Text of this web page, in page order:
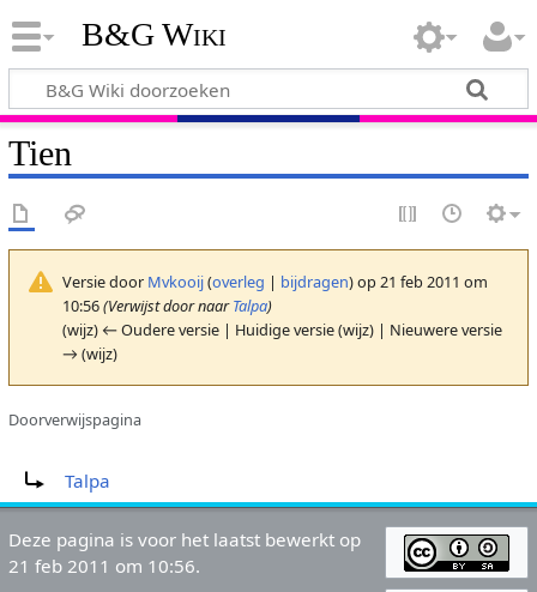
B&G Wiki
Tien
Versie door Mvkooij(overleg | bijdragen)op 21 feb 2011 om
10:56(Verwijst door naarTalpa)
(wijz) ← Oudere versie | Huidige versie (wijz) | Nieuwere versie
→ (wijz)
Doorverwijspagina
Talpa
Deze pagina is voor het laatst bewerkt op
21 feb 2011 om 10:56.